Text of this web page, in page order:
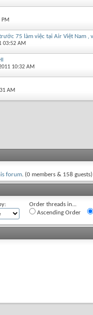
PM
75 làm việc tại Air Việt Nam ,
03:52 AM
10:32 AM
AM
forum. (0 members & 158 guests)
Order threads in...
Ascending Order